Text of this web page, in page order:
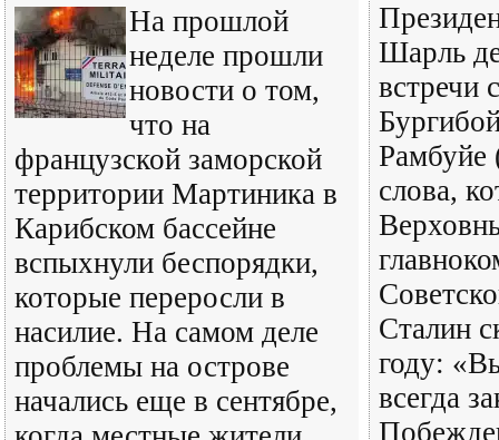
На прошлой
неделе прошли
новости о том,
что на
французской заморской
территории Мартиника в
Карибском бассейне
вспыхнули беспорядки,
которые переросли в
насилие. На самом деле
проблемы на острове
начались еще в сентябре,
Шарль
встречи
Рамбуйе
слова,
Сталин
году:
всегда